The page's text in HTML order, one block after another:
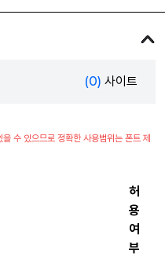
(0) 사이트
수 있으므로 정확한 사용범위는 폰트 제
허
용
여
부